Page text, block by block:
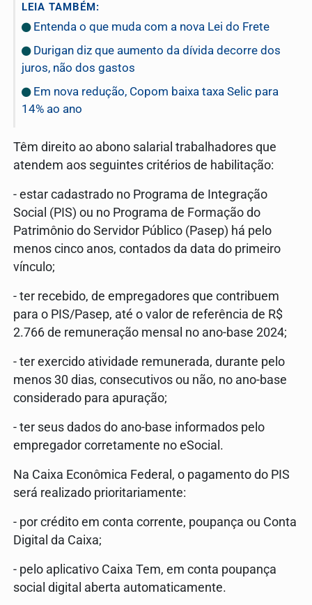
LEIA TAMBÉM:
Entenda o que muda com a nova Lei do Frete
Durigan diz que aumento da dívida decorre dos
juros, não dos gastos
Em nova redução, Copom baixa taxa Selic para
14% ao ano
Têm direito ao abono salarial trabalhadores que
atendem aos seguintes critérios de habilitação:
- estar cadastrado no Programa de Integração
Social (PIS) ou no Programa de Formação do
Patrimônio do Servidor Público (Pasep) há pelo
menos cinco anos, contados da data do primeiro
vínculo;
- ter recebido, de empregadores que contribuem
para o PIS/Pasep, até o valor de referência de R$
2.766 de remuneração mensal no ano-base 2024;
- ter exercido atividade remunerada, durante pelo
menos 30 dias, consecutivos ou não, no ano-base
considerado para apuração;
- ter seus dados do ano-base informados pelo
empregador corretamente no eSocial.
Na Caixa Econômica Federal, o pagamento do PIS
será realizado prioritariamente:
- por crédito em conta corrente, poupança ou Conta
Digital da Caixa;
- pelo aplicativo Caixa Tem, em conta poupança
social digital aberta automaticamente.